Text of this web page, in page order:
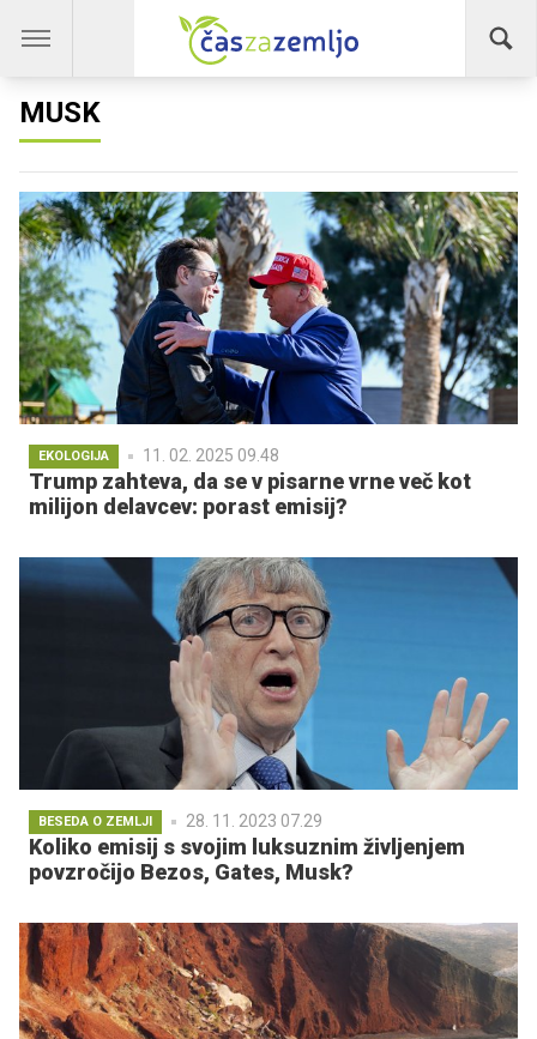
MUSK
EKOLOGIJA 11. 02. 2025 09.48
Trump zahteva, da se v pisarne vrne več kot
milijon delavcev: porast emisij?
BESEDA O ZEMLJI 28. 11. 2023 07.29
Koliko emisij s svojim luksuznim življenjem
povzročijo Bezos, Gates, Musk?